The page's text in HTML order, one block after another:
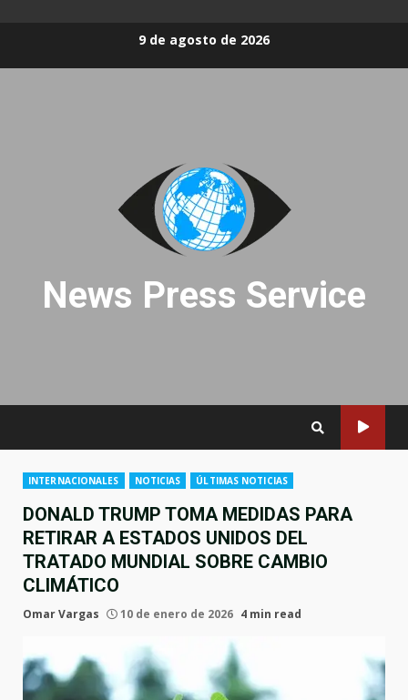
9 de agosto de 2026
News Press Service
INTERNACIONALES NOTICIAS ÚLTIMAS NOTICIAS
DONALD TRUMP TOMA MEDIDAS PARA
RETIRAR A ESTADOS UNIDOS DEL
TRATADO MUNDIAL SOBRE CAMBIO
CLIMÁTICO
Omar Vargas 10 de enero de 2026 4 min read